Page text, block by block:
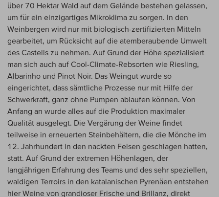
über 70 Hektar Wald auf dem Gelände bestehen gelassen,
um für ein einzigartiges Mikroklima zu sorgen. In den
Weinbergen wird nur mit biologisch-zertifizierten Mitteln
gearbeitet, um Rücksicht auf die atemberaubende Umwelt
des Castells zu nehmen. Auf Grund der Höhe spezialisiert
man sich auch auf Cool-Climate-Rebsorten wie Riesling,
Albarinho und Pinot Noir. Das Weingut wurde so
eingerichtet, dass sämtliche Prozesse nur mit Hilfe der
Schwerkraft, ganz ohne Pumpen ablaufen können. Von
Anfang an wurde alles auf die Produktion maximaler
Qualität ausgelegt. Die Vergärung der Weine findet
teilweise in erneuerten Steinbehältern, die die Mönche im
12. Jahrhundert in den nackten Felsen geschlagen hatten,
statt. Auf Grund der extremen Höhenlagen, der
langjährigen Erfahrung des Teams und des sehr speziellen,
waldigen Terroirs in den katalanischen Pyrenäen entstehen
hier Weine von grandioser Frische und Brillanz, direkt